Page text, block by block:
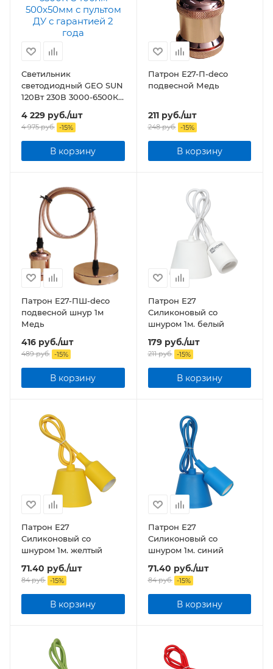
Светильник
светодиодный GEO SUN
120Вт 230В 3000-6500К
8400лм 500x50мм с
пультом ДУ
4 229 руб./шт
4 975руб. -15%
В корзину
Патрон Е27-П-deco
подвесной Медь
211руб./шт
248руб. -15%
В корзину
Патрон Е27-ПШ-deco
подвесной шнур 1м
Медь
416 руб./шт
489руб. -15%
В корзину
Патрон Е27
Силиконовый со
шнуром 1м. белый
179руб./шт
211руб. -15%
В корзину
Патрон Е27
Силиконовый со
шнуром 1м. желтый
71.40 руб./шт
84руб. -15%
В корзину
Патрон Е27
Силиконовый со
шнуром 1м. синий
71.40 руб./шт
84руб. -15%
В корзину